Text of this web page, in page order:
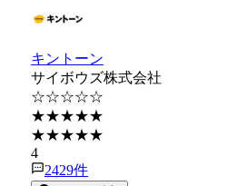
キントーン
サイボウズ株式会社
☆☆☆☆☆
★★★★★
★★★★★
4
2429件